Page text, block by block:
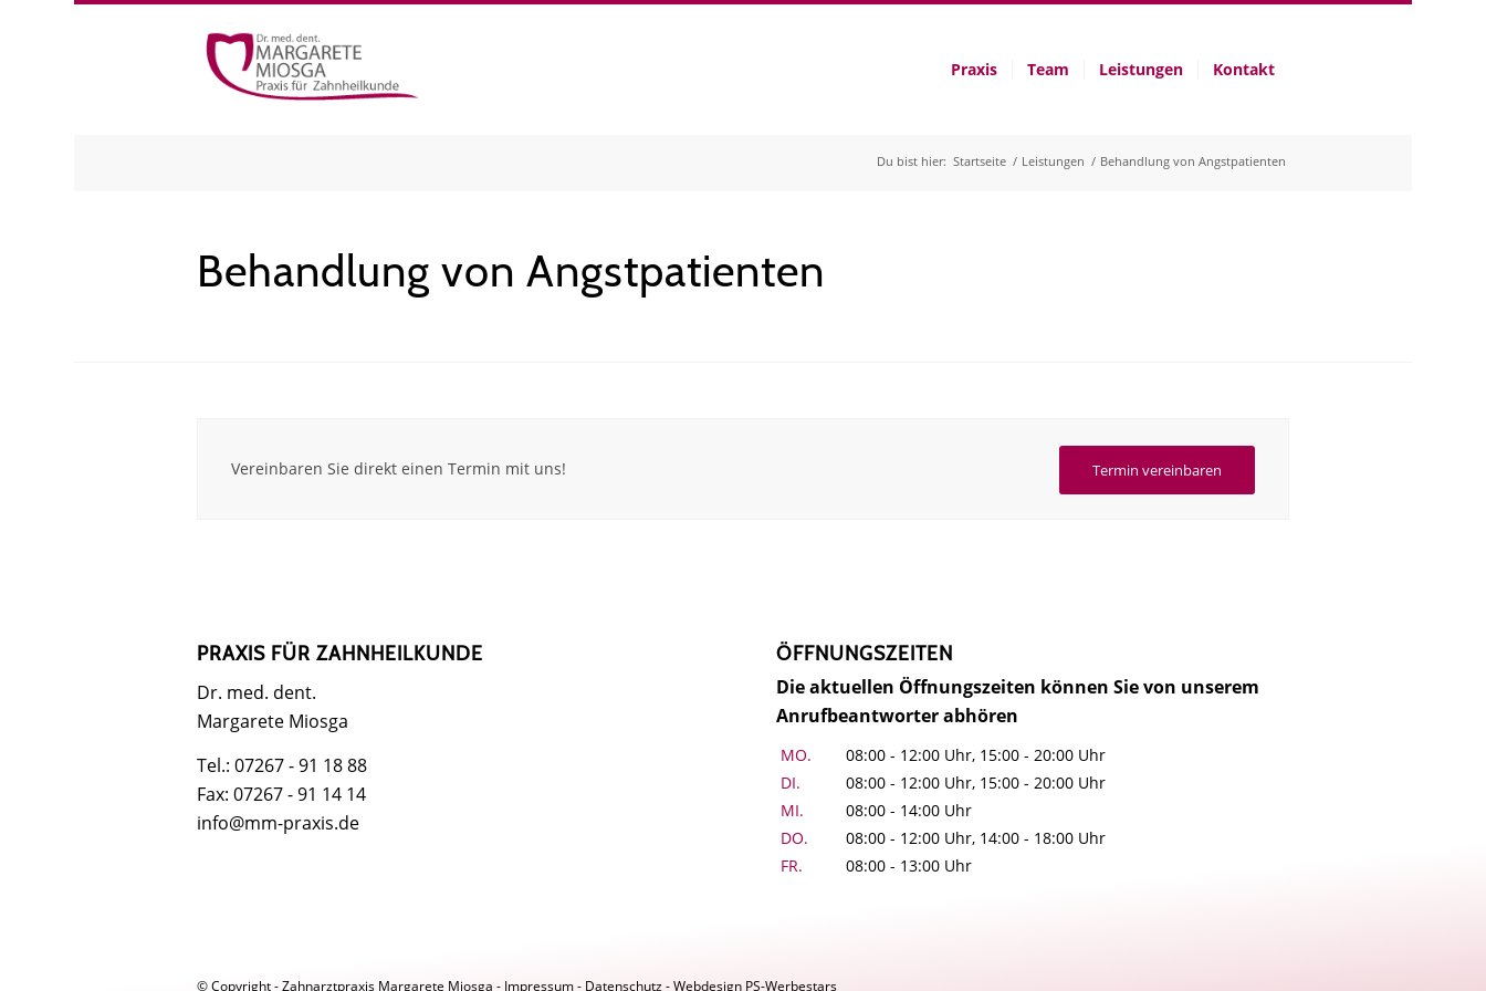
Praxis Team Leistungen Kontakt
Du bist hier: Startseite / Leistungen / Behandlung von Angstpatienten
Behandlung von Angstpatienten
Vereinbaren Sie direkt einen Termin mit uns! Termin vereinbaren
PRAXIS FÜR ZAHNHEILKUNDE
Dr. med. dent.
Margarete Miosga
Tel.: 07267 - 91 18 88
Fax: 07267 - 91 14 14
info@mm-praxis.de
ÖFFNUNGSZEITEN
Die aktuellen Öffnungszeiten können Sie von unserem
Anrufbeantworter abhören
MO.
08:00 - 12:00 Uhr, 15:00 - 20:00 Uhr
DI.
08:00 - 12:00 Uhr, 15:00 - 20:00 Uhr
MI.
08:00 - 14:00 Uhr
DO.
08:00 - 12:00 Uhr, 14:00 - 18:00 Uhr
FR.
08:00 - 13:00 Uhr
© Copyright - Zahnarztpraxis Margarete Miosga - Impressum- Datenschutz- Webdesign PS-Werbestars